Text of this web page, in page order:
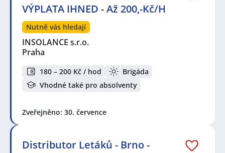
VÝPLATA IHNED - Až 200,-Kč/H
Nutně vás hledají
INSOLANCE s.r.o.
Praha
180 – 200 Kč / hod
Brigáda
Vhodné také pro absolventy
Zveřejněno: 30. července
Distributor Letáků - Brno -